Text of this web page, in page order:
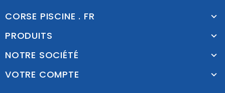
CORSE PISCINE . FR
PRODUITS
NOTRE SOCIÉTÉ
VOTRE COMPTE